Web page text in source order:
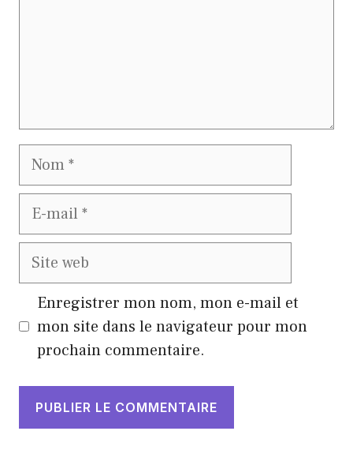
Nom
E-
Site
Enregistrer mon nom, mon e-mail et
mon site dans le navigateur pour mon
prochain commentaire.